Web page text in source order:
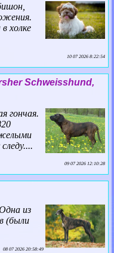
холке
10 07 2026 8:22:54
Schweisshund,
гончая.
09 07 2026 12:10:28
из
(были
08 07 2026 20:58:49